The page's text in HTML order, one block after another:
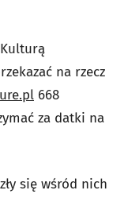
na rzecz
668
za datki na
się wśród nich